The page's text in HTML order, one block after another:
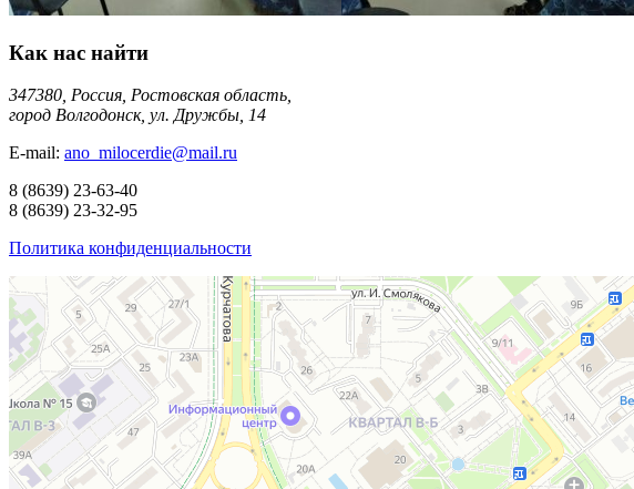
Как нас найти
347380, Россия, Ростовская область,
город Волгодонск, ул. Дружбы, 14
E-mail: ano_milocerdie@mail.ru
8 (8639) 23-63-40
8 (8639) 23-32-95
Политика конфиденциальности